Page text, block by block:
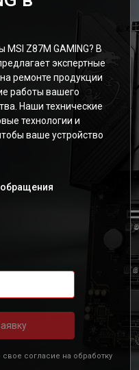
Z87M GAMING? В
экспертные
ремонте продукции
работы вашего
Наши технические
технологии и
ваше устройство
согласие на обработку